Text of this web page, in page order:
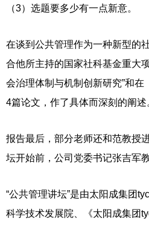
（3）选题要多少有一点新意。
在谈到公共管理作为一种新型的
合他所主持的国家社科基金重大
会治理体制与机制创新研究”和
4篇论文，作了具体而深刻的阐述
报告最后，部分老师还和范教授
坛开始前，公司党委书记张吉军
“公共管理讲坛”是由太阳成集团
科学技术发展院、《太阳成集团